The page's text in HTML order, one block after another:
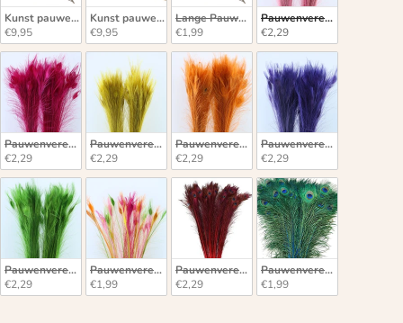
Kunst pauwenveer met oog – blauw/groen
€9,95
Kunst pauwenveer – gebleekt wit
€9,95
Lange Pauwenveren met oog
€1,99
Pauwenveren met oog
€2,29
Pauwenveren met oog cerise lang
€2,29
Pauwenveren met oog geel lang
€2,29
Pauwenveren met oog oranje lang
€2,29
Pauwenveren met oog
€2,29
Pauwenveren met oog licht groen lang
€2,29
Pauwenveren met oog gekleurde mix
€1,99
Pauwenveren rood lang
€2,29
Pauwenveren blauw lang
€1,99